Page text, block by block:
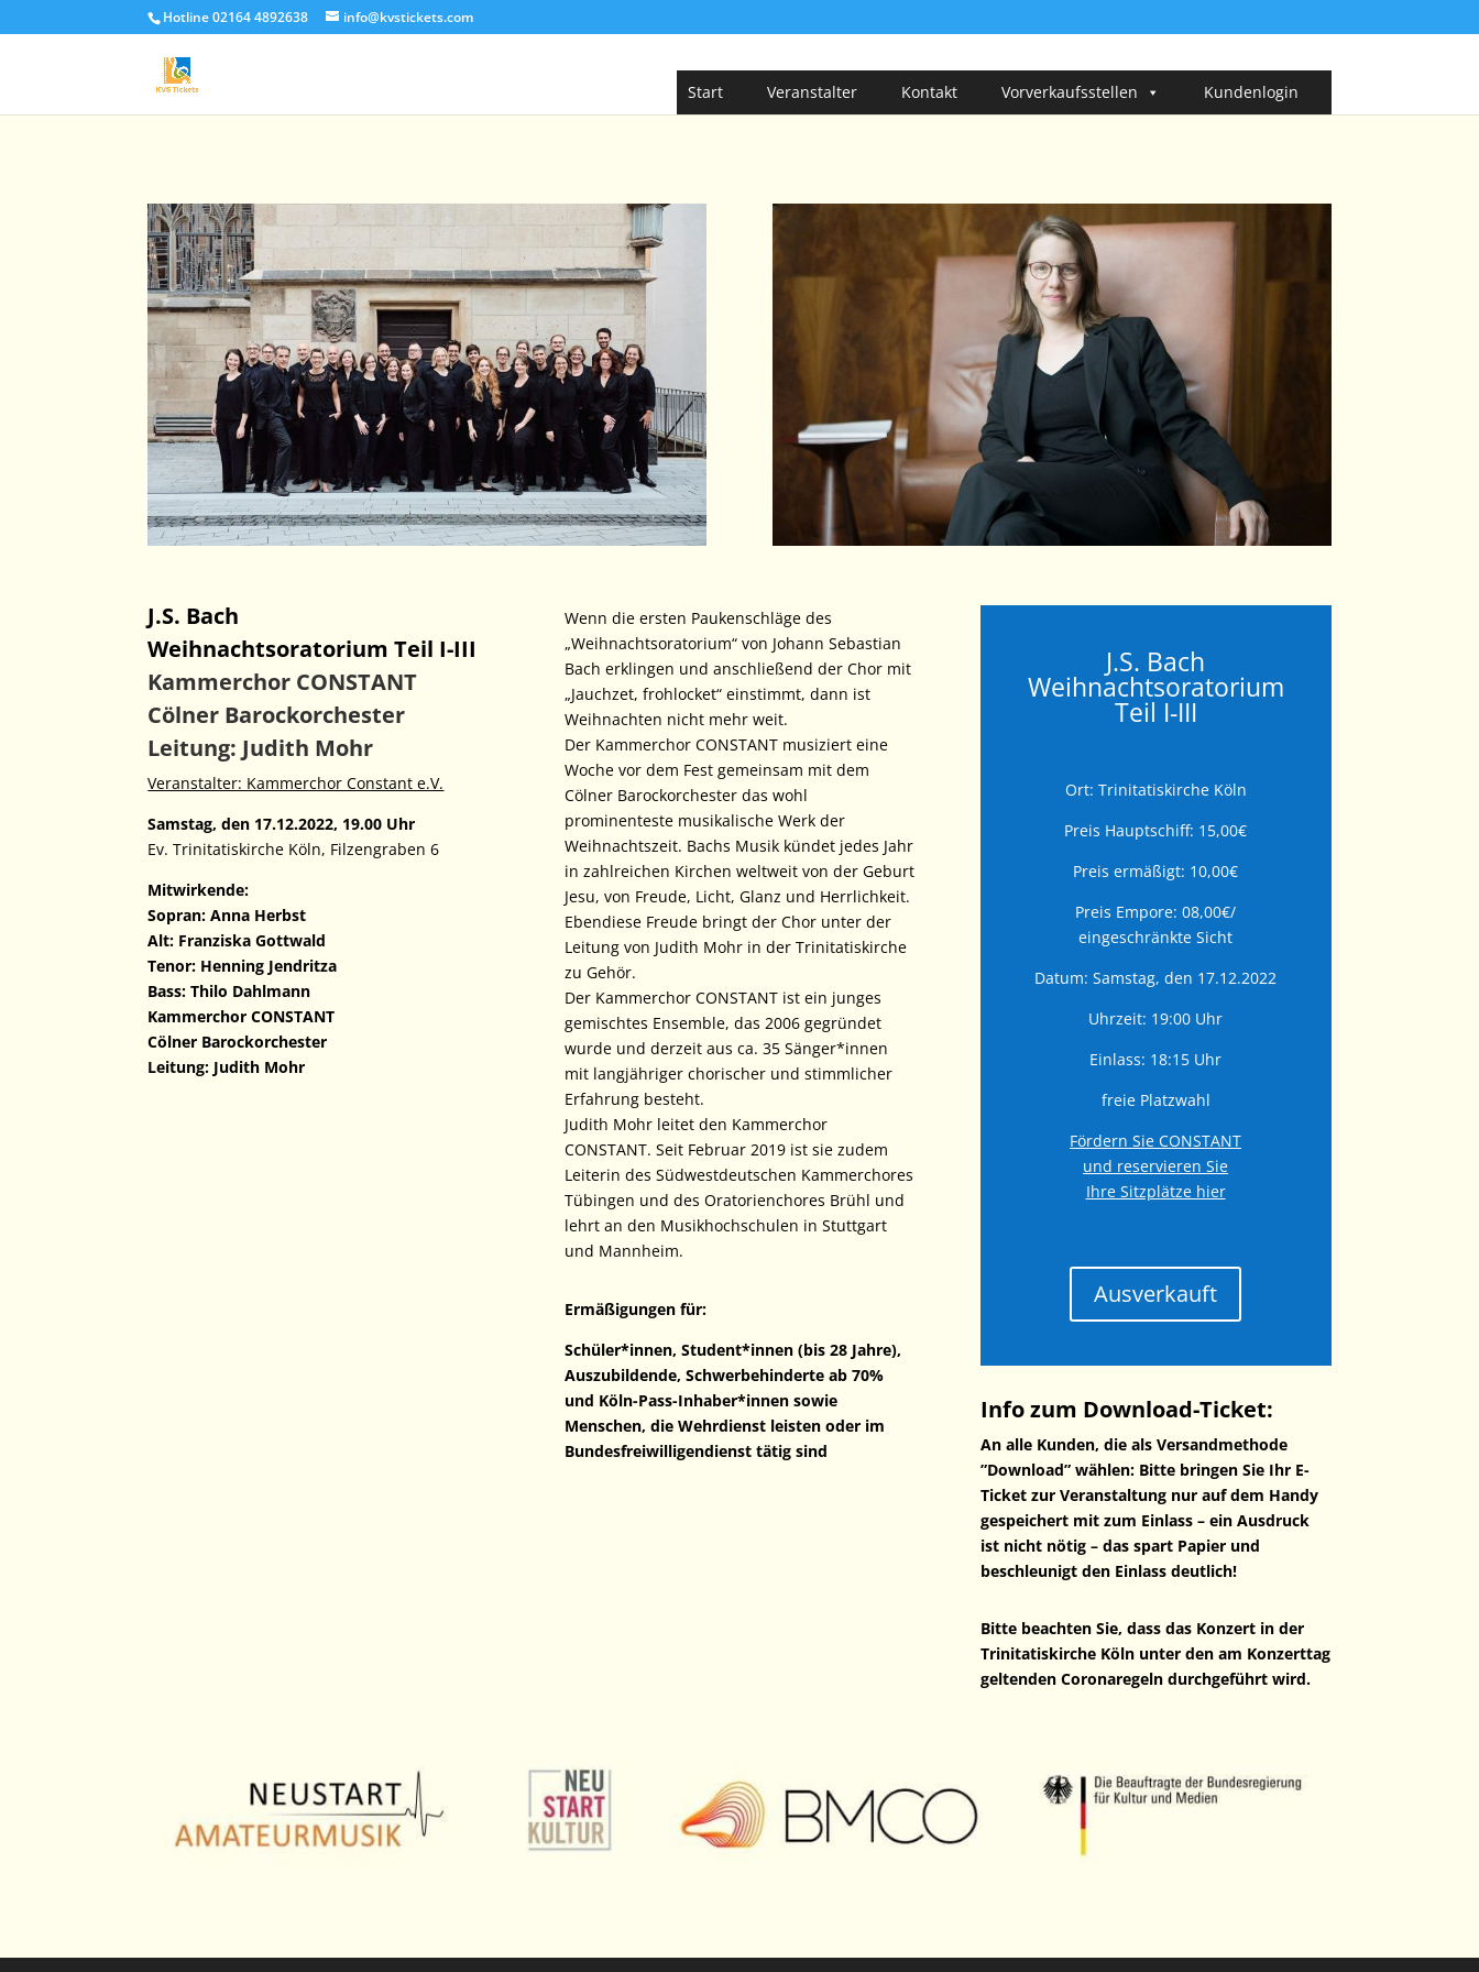
Hotline 02164 4892638 info@kvstickets.com
Start Veranstalter Kontakt Vorverkaufsstellen Kundenlogin
J.S. Bach
Weihnachtsoratorium Teil I-III
Kammerchor CONSTANT
Cölner Barockorchester
Leitung: Judith Mohr
Veranstalter: Kammerchor Constant e.V.
Samstag, den 17.12.2022, 19.00 Uhr
Ev. Trinitatiskirche Köln, Filzengraben 6
Mitwirkende:
Sopran: Anna Herbst
Alt: Franziska Gottwald
Tenor: Henning Jendritza
Bass: Thilo Dahlmann
Kammerchor CONSTANT
Cölner Barockorchester
Leitung: Judith Mohr
Wenn die ersten Paukenschläge des
„Weihnachtsoratorium“ von Johann Sebastian
Bach erklingen und anschließend der Chor mit
„Jauchzet, frohlocket“ einstimmt, dann ist
Weihnachten nicht mehr weit.
Der Kammerchor CONSTANT musiziert eine
Woche vor dem Fest gemeinsam mit dem
Cölner Barockorchester das wohl
prominenteste musikalische Werk der
Weihnachtszeit. Bachs Musik kündet jedes Jahr
in zahlreichen Kirchen weltweit von der Geburt
Jesu, von Freude, Licht, Glanz und Herrlichkeit.
Ebendiese Freude bringt der Chor unter der
Leitung von Judith Mohr in der Trinitatiskirche
zu Gehör.
Der Kammerchor CONSTANT ist ein junges
gemischtes Ensemble, das 2006 gegründet
wurde und derzeit aus ca. 35 Sänger*innen
mit langjähriger chorischer und stimmlicher
Erfahrung besteht.
Judith Mohr leitet den Kammerchor
CONSTANT. Seit Februar 2019 ist sie zudem
Leiterin des Südwestdeutschen Kammerchores
Tübingen und des Oratorienchores Brühl und
lehrt an den Musikhochschulen in Stuttgart
und Mannheim.
Ermäßigungen für:
Schüler*innen, Student*innen (bis 28 Jahre),
Auszubildende, Schwerbehinderte ab 70%
und Köln-Pass-Inhaber*innen sowie
Menschen, die Wehrdienst leisten oder im
Bundesfreiwilligendienst tätig sind
J.S. Bach
Weihnachtsoratorium
Teil I-III
Ort: Trinitatiskirche Köln
Preis Hauptschiff: 15,00€
Preis ermäßigt: 10,00€
Preis Empore: 08,00€/
eingeschränkte Sicht
Datum: Samstag, den 17.12.2022
Uhrzeit: 19:00 Uhr
Einlass: 18:15 Uhr
freie Platzwahl
Fördern Sie CONSTANT
und reservieren Sie
Ihre Sitzplätze hier
Ausverkauft
Info zum Download-Ticket:
An alle Kunden, die als Versandmethode
”Download” wählen: Bitte bringen Sie Ihr E-
Ticket zur Veranstaltung nur auf dem Handy
gespeichert mit zum Einlass – ein Ausdruck
ist nicht nötig – das spart Papier und
beschleunigt den Einlass deutlich!
Bitte beachten Sie, dass das Konzert in der
Trinitatiskirche Köln unter den am Konzerttag
geltenden Coronaregeln durchgeführt wird.